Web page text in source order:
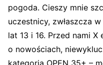
pogoda. Cieszy mnie
uczestnicy, zwłaszcza
lat 13 i 16. Przed nami X
o nowościach,
kategoria OPEN 35+ –